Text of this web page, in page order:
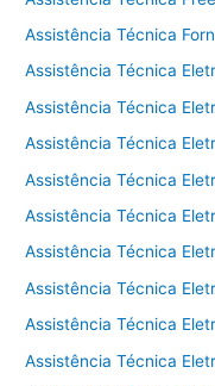
Assistência Técnica
Assistência Técnica
Assistência Técnica
Assistência Técnica
Assistência Técnica
Assistência Técnica
Assistência Técnica
Assistência Técnica
Assistência Técnica
Assistência Técnica